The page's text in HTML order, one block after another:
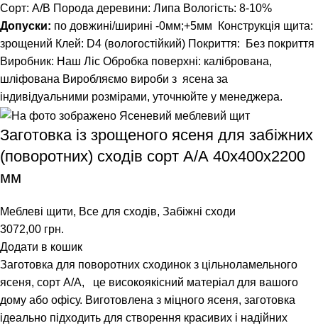
Сорт: А/В Порода деревини: Липа Вологість: 8-10%
Допуски: по довжині/ширині -0мм;+5мм
Конструкція щита:
зрощений Клей: D4 (вологостійкий) Покриття: Без покриття
Виробник: Наш Ліс Обробка поверхні: калібрована,
шліфована Виробляємо вироби з ясена за
індивідуальними розмірами, уточнюйте у менеджера.
Заготовка із зрощеного ясеня для забіжних
(поворотних) сходів сорт А/А 40х400х2200
мм
Меблеві щити, Все для сходів, Забіжні сходи
3072,00 грн.
Додати в кошик
Заготовка для поворотних сходинок з цільноламельного
ясеня, сорт А/А, це високоякісний матеріал для вашого
дому або офісу. Виготовлена з міцного ясеня, заготовка
ідеально підходить для створення красивих і надійних